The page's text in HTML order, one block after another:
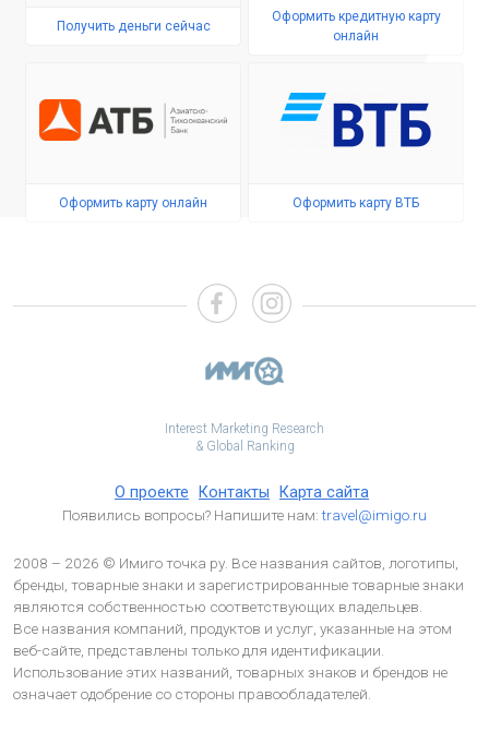
Получить деньги сейчас
Оформить кредитную карту
онлайн
Оформить карту онлайн Оформить карту ВТБ
Interest Marketing Research
& Global Ranking
О проекте Контакты Карта сайта
Появились вопросы? Напишите нам:travel@imigo.ru
2008 – 2026 © Имиго точка ру. Все названия сайтов, логотипы,
бренды, товарные знаки и зарегистрированные товарные знаки
являются собственностью соответствующих владельцев.
Все названия компаний, продуктов и услуг, указанные на этом
веб-сайте, представлены только для идентификации.
Использование этих названий, товарных знаков и брендов не
означает одобрение со стороны правообладателей.